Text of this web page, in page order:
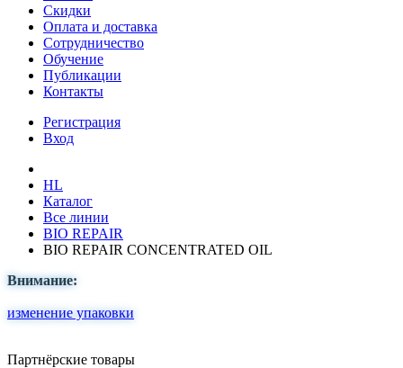
Скидки
Оплата и доставка
Сотрудничество
Обучение
Публикации
Контакты
Регистрация
Вход
HL
Каталог
Все линии
BIO REPAIR
BIO REPAIR CONCENTRATED OIL
Внимание:
изменение упаковки
Партнёрские товары